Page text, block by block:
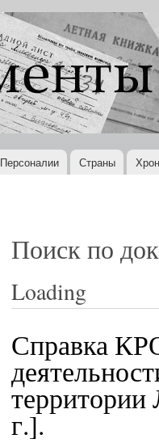
Персоналии Страны
Поиск по
Loading
Справка
г.].